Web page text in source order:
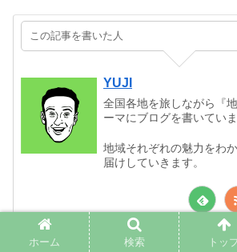
この記事を書いた人
YUJI
全国各地を旅しながら『
ーマにブログを書いていま
地域それぞれの魅力をわ
届けしていきます。
ホーム 検索 トッ